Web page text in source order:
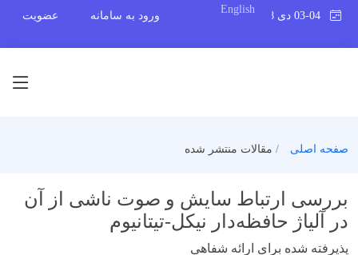
English
ورود به سامانه عضویت
صفحه اصلی مقالات منتشر شده
بررسی ارتباط سایش و صوت ناشی از آن
در آلیاژ حافظه‌دار نیکل-تیتانیوم
پذیرفته شده برای ارائه شفاهی